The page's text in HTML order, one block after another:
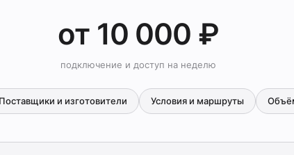
от 10 000 ₽
подключение и доступ на неделю
Поставщики и изготовители Условия и маршруты